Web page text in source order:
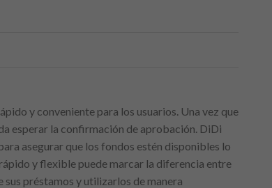
y conveniente para los usuarios. Una vez que
esperar la confirmación de aprobación. DiDi
asegurar que los fondos estén disponibles lo
rápido y flexible puede marcar la diferencia entre
sus préstamos y utilizarlos de manera